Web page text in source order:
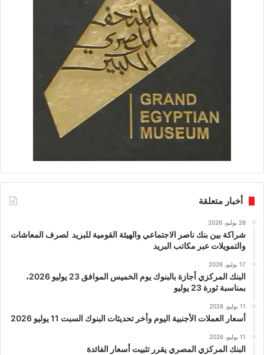
أخبار متعلقة
26 يوليو، 2026
شراكة بين بنك ناصر الاجتماعي والهيئة القومية للبريد لصرف المعاشات
والتمويلات عبر مكاتب البريد
17 يوليو، 2026
البنك المركزي أجازة بالبنوك يوم الخميس الموافق 23 يوليو 2026،
بمناسبة ثورة 23 يوليو
11 يوليو، 2026
أسعار العملات الأجنبية اليوم وأخر تحديثات البنوك السبت 11 يوليو 2026
11 يوليو، 2026
البنك المركزي المصري يقرر تثبيت أسعار الفائدة